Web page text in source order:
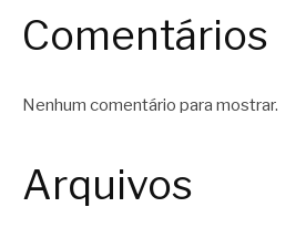
Comentários
Nenhum comentário para mostrar.
Arquivos